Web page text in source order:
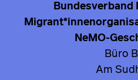
Bundesverband
NeMO-
Büro
Am